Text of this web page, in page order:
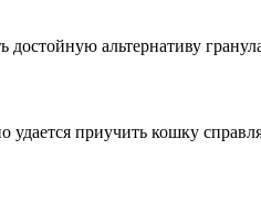
достойную альтернативу
удается приучить кошку